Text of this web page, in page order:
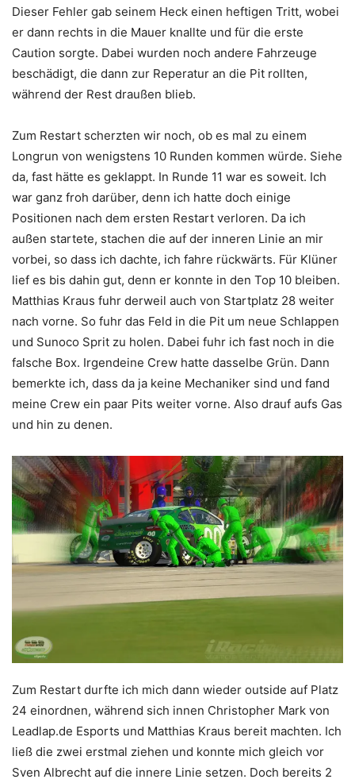
Dieser Fehler gab seinem Heck einen heftigen Tritt, wobei
er dann rechts in die Mauer knallte und für die erste
Caution sorgte. Dabei wurden noch andere Fahrzeuge
beschädigt, die dann zur Reperatur an die Pit rollten,
während der Rest draußen blieb.
Zum Restart scherzten wir noch, ob es mal zu einem
Longrun von wenigstens 10 Runden kommen würde. Siehe
da, fast hätte es geklappt. In Runde 11 war es soweit. Ich
war ganz froh darüber, denn ich hatte doch einige
Positionen nach dem ersten Restart verloren. Da ich
außen startete, stachen die auf der inneren Linie an mir
vorbei, so dass ich dachte, ich fahre rückwärts. Für Klüner
lief es bis dahin gut, denn er konnte in den Top 10 bleiben.
Matthias Kraus fuhr derweil auch von Startplatz 28 weiter
nach vorne. So fuhr das Feld in die Pit um neue Schlappen
und Sunoco Sprit zu holen. Dabei fuhr ich fast noch in die
falsche Box. Irgendeine Crew hatte dasselbe Grün. Dann
bemerkte ich, dass da ja keine Mechaniker sind und fand
meine Crew ein paar Pits weiter vorne. Also drauf aufs Gas
und hin zu denen.
Zum Restart durfte ich mich dann wieder outside auf Platz
24 einordnen, während sich innen Christopher Mark von
Leadlap.de Esports und Matthias Kraus bereit machten. Ich
ließ die zwei erstmal ziehen und konnte mich gleich vor
Sven Albrecht auf die innere Linie setzen. Doch bereits 2